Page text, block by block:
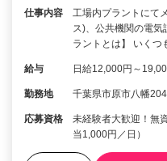
仕事内容
工場内プラントにて
ス)、公共機関の電
ラントとは】 いく
給与 日給12,000円～
勤務地 千葉県市原市八幡
応募資格
未経験者大歓迎！無
当1,000円／日）